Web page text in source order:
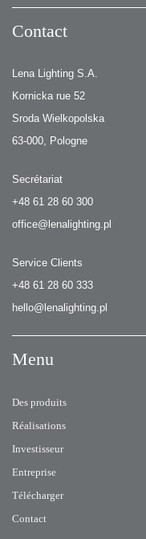
Contact
Lena Lighting S.A.
Kornicka rue 52
Sroda Wielkopolska
63-000, Pologne
Secrétariat
+48 61 28 60 300
office@lenalighting.pl
Service Clients
+48 61 28 60 333
hello@lenalighting.pl
Menu
Des produits
Réalisations
Investisseur
Entreprise
Télécharger
Contact